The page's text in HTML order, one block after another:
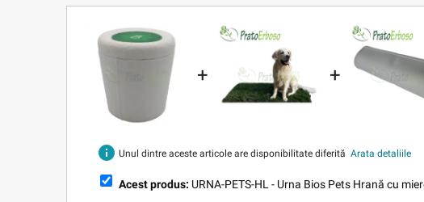
+ +
info Unul dintre aceste articole are disponibilitate diferită Arata detaliile
Acest produs: URNA-PETS-HL - Urna Bios Pets Hrană cu